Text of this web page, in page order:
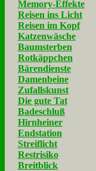
Memory-Effekte
Reisen ins Licht
Reisen im Kopf
Katzenwäsche
Baumsterben
Rotkäppchen
Bärendienste
Damenbeine
Zufallskunst
Die gute Tat
Badeschluß
Hirnheiner
Endstation
Streiflicht
Restrisiko
Breitblick